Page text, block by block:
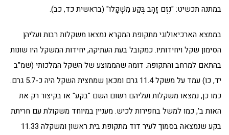
במתנה תכשיט: "נֶזֶם זָהָב בֶּקַע מִשְׁקָלו" (בראשית כד, כב).
בממצא הארכיאולוגי מתקופת המקרא נמצאו משקלות רבות ועליהן
הסימון שקל ויחידותיו. כמקובל בעת העתיקה, יחידות המשקל היו שונות
בהתאם למרחב והתקופה. דומה שהממוצע של השקל המלכותי (שמ"ב
יד, כו) עמד על משקל 11.4 גרם ומכאן שמחצית השקל היה כ-5.7 גרם.
כמו כן, נמצאו משקלות ועליהם רשום השם "בקע" או בקיצור רק את
האות ב', כמו למשל בחפירות לכיש. מעניין במיוחד משקולת עם חריתת
בקע שנמצאה בסמוך לעיר דוד מתקופת בית ראשון ומשקלה 11.33